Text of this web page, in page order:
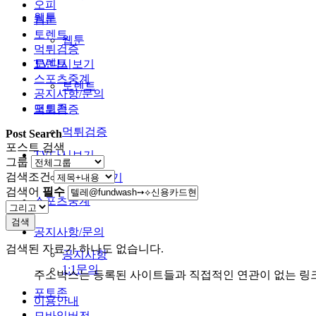
웹툰
웹툰
토렌트
토렌트
먹튀검증
먹튀검증
TV다시보기
TV다시보기
스포츠중계
공지사항/문의
공지사항
1:1문의
포토존
오피
웹툰
토렌트
먹튀검증
TV다시보기
스포츠중계
공지사항/문의
포토존
Post Search
포스트 검색
그룹
검색조건
검색어 필수
검색
검색된 자료가 하나도 없습니다.
주소박스는 등록된 사이트들과 직접적인 연관이 없는 링
이용안내